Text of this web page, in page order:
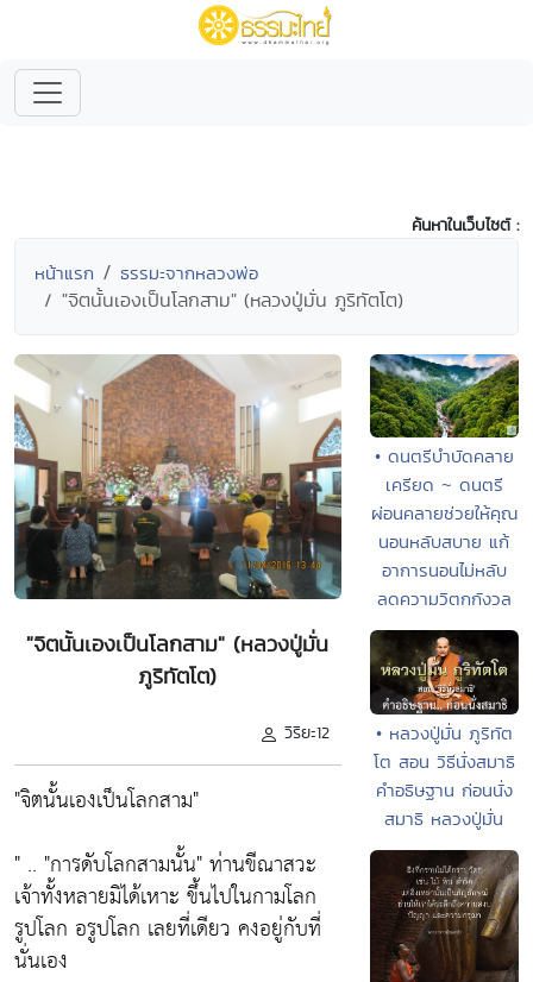
ค้นหาในเว็บไซต์ :
หน้าแรก ธรรมะจากหลวงพ่อ
"จิตนั้นเองเป็นโลกสาม" (หลวงปู่มั่น ภูริทัตโต)
"จิตนั้นเองเป็นโลกสาม" (หลวงปู่มั่น
ภูริทัตโต)
วิริยะ12
"จิตนั้นเองเป็นโลกสาม"
" .. "การดับโลกสามนั้น" ท่านขีณาสวะ
เจ้าทั้งหลายมิได้เหาะ ขึ้นไปในกามโลก
รูปโลก อรูปโลก เลยที่เดียว คงอยู่กับที่
นั่นเอง
• ดนตรีบำบัดคลาย
เครียด ~ ดนตรี
ผ่อนคลายช่วยให้คุณ
นอนหลับสบาย แก้
อาการนอนไม่หลับ
ลดความวิตกกังวล
• หลวงปู่มั่น ภูริทัต
โต สอน วิธีนั่งสมาธิ
คําอธิษฐาน ก่อนนั่ง
สมาธิ หลวงปู่มั่น